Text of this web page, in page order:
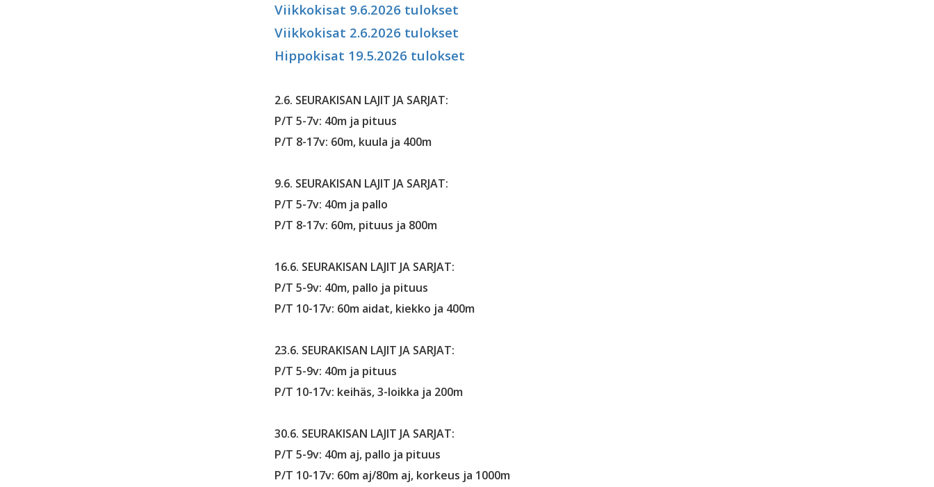
Viikkokisat 9.6.2026 tulokset
Viikkokisat 2.6.2026 tulokset
Hippokisat 19.5.2026 tulokset
2.6. SEURAKISAN LAJIT JA SARJAT:
P/T 5-7v: 40m ja pituus
P/T 8-17v: 60m, kuula ja 400m
9.6. SEURAKISAN LAJIT JA SARJAT:
P/T 5-7v: 40m ja pallo
P/T 8-17v: 60m, pituus ja 800m
16.6. SEURAKISAN LAJIT JA SARJAT:
P/T 5-9v: 40m, pallo ja pituus
P/T 10-17v: 60m aidat, kiekko ja 400m
23.6. SEURAKISAN LAJIT JA SARJAT:
P/T 5-9v: 40m ja pituus
P/T 10-17v: keihäs, 3-loikka ja 200m
30.6. SEURAKISAN LAJIT JA SARJAT:
P/T 5-9v: 40m aj, pallo ja pituus
P/T 10-17v: 60m aj/80m aj, korkeus ja 1000m